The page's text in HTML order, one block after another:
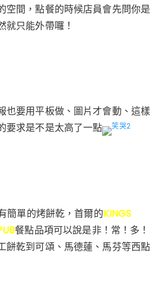
空間，點餐的時候店員會先問你是
就只能外帶囉！
也要用平板做、圖片才會動、這樣
要求是不是太高了一點
簡單的烤餅乾，首爾的KINGS
餐點品項可以說是非！常！多！
餅乾到可頌、馬德蓮、馬芬等西點